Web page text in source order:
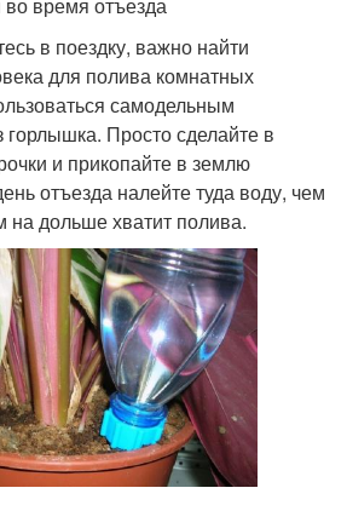
в поездку, важно найти
для полива комнатных
самодельным
Просто сделайте в
и прикопайте в землю
отъезда налейте туда воду, чем
на дольше хватит полива.